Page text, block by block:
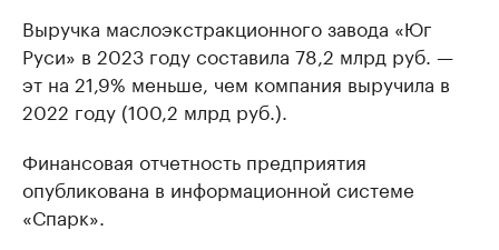
Выручка маслоэкстракционного завода «Юг
Руси» в 2023 году составила 78,2 млрд руб. —
эт на 21,9% меньше, чем компания выручила в
2022 году (100,2 млрд руб.).
Финансовая отчетность предприятия
опубликована в информационной системе
«Спарк».